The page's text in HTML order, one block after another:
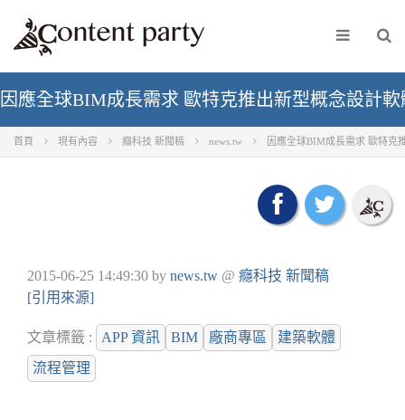
因應全球BIM成長需求 歐特克推出新型概念設計軟
首頁 現有內容 癮科技 新聞稿 news.tw 因應全球BIM成長需求 歐特克
2015-06-25 14:49:30 by news.tw @ 癮科技 新聞稿
[引用來源]
文章標籤 : APP 資訊 BIM 廠商專區
建築軟體
流程管理